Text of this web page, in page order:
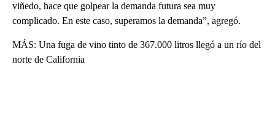
viñedo, hace que golpear la demanda futura sea muy
complicado. En este caso, superamos la demanda”, agregó.
MÁS: Una fuga de vino tinto de 367.000 litros llegó a un río del
norte de California